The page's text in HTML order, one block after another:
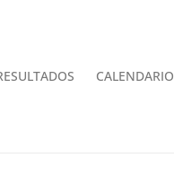
CALENDARIO